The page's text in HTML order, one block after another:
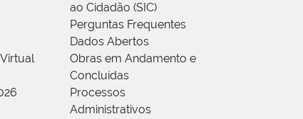
ao Cidadão (SIC)
Perguntas Frequentes
Dados Abertos
Obras em Andamento e
Concluídas
Processos
Administrativos